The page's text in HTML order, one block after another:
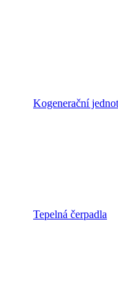
Kogenerační
Tepelná čerpadla